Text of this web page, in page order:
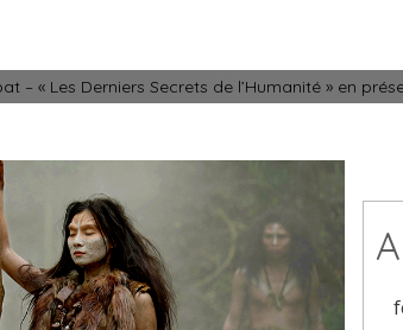
– « Les Derniers Secrets de l’Humanité » en